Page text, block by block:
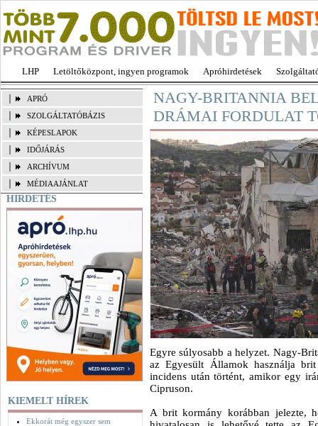
LHP Letöltőközpont, ingyen programok Apróhirdetések
APRÓ
SZOLGÁLTATÓBÁZIS
KÉPESLAPOK
IDŐJÁRÁS
ARCHÍVUM
MÉDIAAJÁNLAT
HIRDETÉS
KIEMELT HÍREK
Ekkorát még egyszer sem
NAGY-BRITANNIA
DRÁMAI FORDULAT
Egyre súlyosabb a helyzet. Nagy-
az Egyesült Államok használja
incidens után történt, amikor egy
Cipruson.
A brit kormány korábban jelezte,